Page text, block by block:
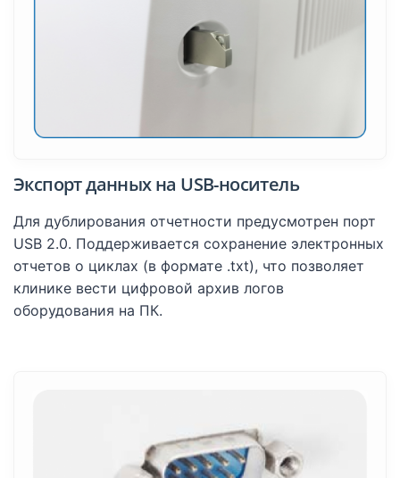
Экспорт данных на USB-носитель
Для дублирования отчетности предусмотрен порт
USB 2.0. Поддерживается сохранение электронных
отчетов о циклах (в формате .txt), что позволяет
клинике вести цифровой архив логов
оборудования на ПК.